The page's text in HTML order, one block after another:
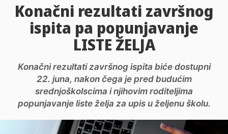
Konačni rezultati završnog
ispita pa popunjavanje
LISTE ŽELJA
Konačni rezultati završnog ispita biće dostupni
22. juna, nakon čega je pred budućim
srednjoškolscima i njihovim roditeljima
popunjavanje liste želja za upis u željenu školu.